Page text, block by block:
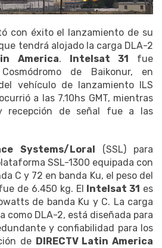
con éxito el lanzamiento de su
tendrá alojado la carga DLA-2
America. Intelsat 31 fue
de Baikonur, en
vehículo de lanzamiento ILS
a las 7.10hs GMT, mientras
recepción de señal fue a las
Systems/Loral (SSL) para
SSL-1300 equipada con
C y 72 en banda Ku, el peso del
de 6.450 kg. El Intelsat 31 es
de banda Ku y C. La carga
como DLA-2, está diseñada para
y confiabilidad para los
de DIRECTV Latin America